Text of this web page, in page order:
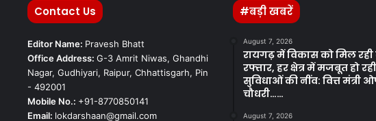
Contact Us
Editor Name: Pravesh Bhatt
Office Address: G-3 Amrit Niwas, Ghandhi
Nagar, Gudhiyari, Raipur, Chhattisgarh, Pin
- 492001
Mobile No.: +91-8770850141
Email: lokdarshaan@gmail.com
#बड़ी खबरें
August 7, 2026
रायगढ़ में विकास को मिल
रफ्तार, हर क्षेत्र में मजबूत हो रही
सुविधाओं की नींव: वित्त मंत्री
चौधरी……
August 7, 2026